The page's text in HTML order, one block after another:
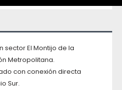
sector El Montijo de la
Metropolitana.
con conexión directa
Sur.